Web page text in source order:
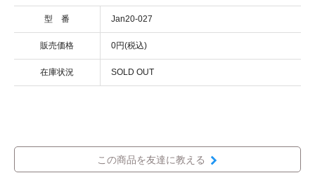
型 番 Jan20-027
販売価格 0円(税込)
在庫状況 SOLD OUT
この商品を友達に教える